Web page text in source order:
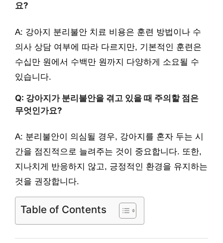
요?
A: 강아지 분리불안 치료 비용은 훈련 방법이나 수
의사 상담 여부에 따라 다르지만, 기본적인 훈련은
수십만 원에서 수백만 원까지 다양하게 소요될 수
있습니다.
Q: 강아지가 분리불안을 겪고 있을 때 주의할 점은
무엇인가요?
A: 분리불안이 의심될 경우, 강아지를 혼자 두는 시
간을 점진적으로 늘려주는 것이 중요합니다. 또한,
지나치게 반응하지 않고, 긍정적인 환경을 유지하는
것을 권장합니다.
Table of Contents